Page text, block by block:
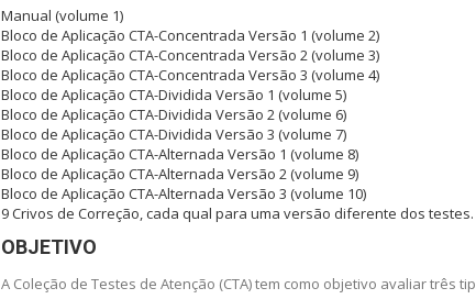
Manual (volume 1)
Bloco de Aplicação CTA-Concentrada Versão 1 (volume 2)
Bloco de Aplicação CTA-Concentrada Versão 2 (volume 3)
Bloco de Aplicação CTA-Concentrada Versão 3 (volume 4)
Bloco de Aplicação CTA-Dividida Versão 1 (volume 5)
Bloco de Aplicação CTA-Dividida Versão 2 (volume 6)
Bloco de Aplicação CTA-Dividida Versão 3 (volume 7)
Bloco de Aplicação CTA-Alternada Versão 1 (volume 8)
Bloco de Aplicação CTA-Alternada Versão 2 (volume 9)
Bloco de Aplicação CTA-Alternada Versão 3 (volume 10)
9 Crivos de Correção, cada qual para uma versão diferente dos testes.
OBJETIVO
A Coleção de Testes de Atenção (CTA) tem como objetivo avaliar três